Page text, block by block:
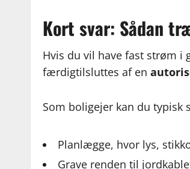
Kort svar: Sådan
Hvis du vil have fast strøm i
færdigtilsluttes af en
Som boligejer kan du typisk
Planlægge, hvor lys,
Grave renden til